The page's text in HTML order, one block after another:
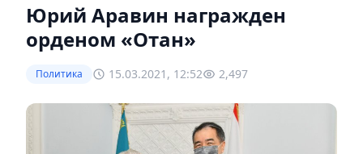
Юрий Аравин награжден
орденом «Отан»
Политика 15.03.2021, 12:52 2,497